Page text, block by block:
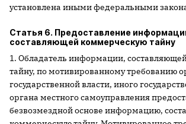
установлена иными федеральными
Статья 6. Предоставление
составляющей коммерческую тайну
1. Обладатель информации,
тайну, по мотивированному требованию
государственной власти, иного
органа местного самоуправления
безвозмездной основе информацию,